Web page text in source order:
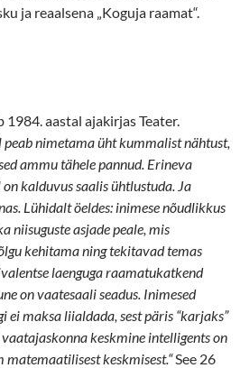
ja reaalsena „Koguja raamat“.
aastal ajakirjas Teater.
peab nimetama üht kummalist nähtust,
ammu tähele pannud. Erineva
kalduvus saalis ühtlustuda. Ja
Lühidalt öeldes: inimese nõudlikkus
niisuguste asjade peale, mis
kehitama ning tekitavad temas
laenguga raamatukatkend
on vaatesaali seadus. Inimesed
maksa liialdada, sest päris “karjaks”
keskmine intelligents on
keskmisest.“See 26